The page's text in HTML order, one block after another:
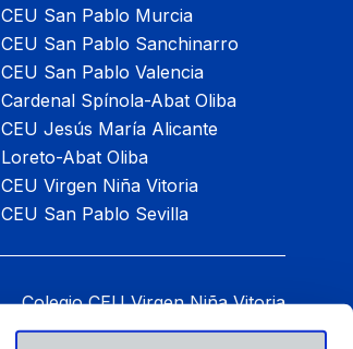
CEU San Pablo Murcia
CEU San Pablo Sanchinarro
CEU San Pablo Valencia
Cardenal Spínola-Abat Oliba
CEU Jesús María Alicante
Loreto-Abat Oliba
CEU Virgen Niña Vitoria
CEU San Pablo Sevilla
Colegio CEU Virgen Niña Vitoria
Batán, 60, 01007 Vitoria-Gasteiz.